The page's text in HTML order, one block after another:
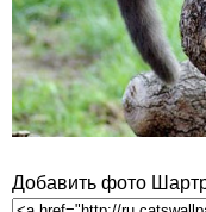
Добавить фото